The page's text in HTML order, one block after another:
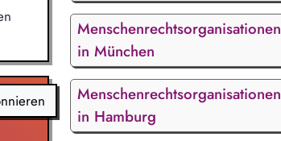
Menschenrechtsorganisationen
in München
Menschenrechtsorganisationen
in Hamburg